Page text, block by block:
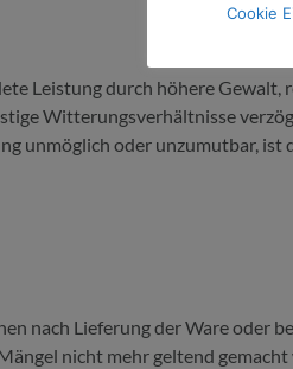
Leistung durch höhere
Witterungsverhältnisse
unmöglich oder unzumutbar,
nach Lieferung der Ware oder
nicht mehr geltend gemacht
Cookie